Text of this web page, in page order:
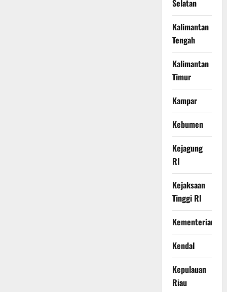
Selatan
Kalimantan
Tengah
Kalimantan
Timur
Kampar
Kebumen
Kejagung
RI
Kejaksaan
Tinggi RI
Kementerian
Kendal
Kepulauan
Riau